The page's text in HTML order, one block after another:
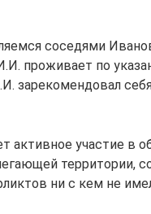
соседями
проживает по
зарекомендовал
активное участие в
территории,
ни с кем не